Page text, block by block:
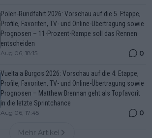
Polen-Rundfahrt 2026: Vorschau auf die 5. Etappe,
Profile, Favoriten, TV- und Online-Übertragung sowie
Prognosen – 11-Prozent-Rampe soll das Rennen
entscheiden
Aug 06, 18:15 0
Vuelta a Burgos 2026: Vorschau auf die 4. Etappe,
Profile, Favoriten, TV- und Online-Übertragung sowie
Prognosen – Matthew Brennan geht als Topfavorit
in die letzte Sprintchance
Aug 06, 17:45 0
Mehr Artikel